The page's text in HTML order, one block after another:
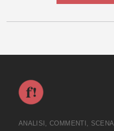
ANALISI, COMMENTI,